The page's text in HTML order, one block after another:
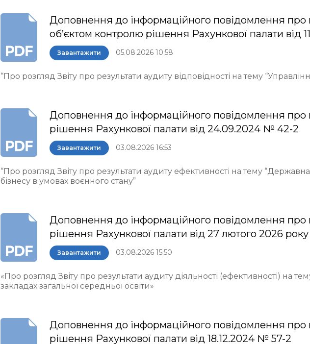
Доповнення до інформаційного повідомлення про
об’єктом контролю рішення Рахункової палати від
Завантажити 05.08.2026 10:58
“Про розгляд Звіту про результати аудиту відповідності на тему
Доповнення до інформаційного повідомлення про
рішення Рахункової палати від 24.09.2024 № 42-2
Завантажити 03.08.2026 16:53
“Про розгляд Звіту про результати аудиту ефективності на тему
бізнесу в умовах воєнного стану”
Доповнення до інформаційного повідомлення про
рішення Рахункової палати від 27 лютого 2026
Завантажити 03.08.2026 15:50
«Про розгляд Звіту про результати аудиту діяльності (ефективності) на
закладах загальної середньої освіти»
Доповнення до інформаційного повідомлення про
рішення Рахункової палати від 18.12.2024 № 57-2